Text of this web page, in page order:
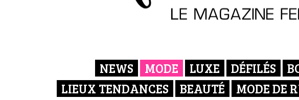
NEWS MODE LUXE DÉFILÉS
LIEUX TENDANCES
BEAUTÉ MODE DE